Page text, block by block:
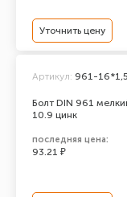
Уточнить цену
Болт DIN 961
10.9 цинк
Артикул: 961-
последняя цена:
93.21 ₽